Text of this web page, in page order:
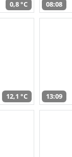
0,8 °C 08:08
12,1 °C 13:09